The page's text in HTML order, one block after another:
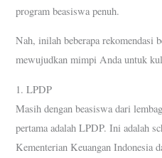
program beasiswa penuh.
Nah, inilah beberapa rekomendasi
mewujudkan mimpi Anda untuk
1. LPDP
Masih dengan beasiswa dari
pertama adalah LPDP. Ini adalah
Kementerian Keuangan Indonesia